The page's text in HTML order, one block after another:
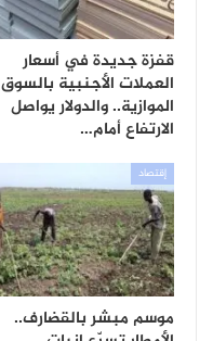
قفزة جديدة في أسعار
العملات الأجنبية بالسوق
الموازية.. والدولار يواصل
الارتفاع أمام…
إقتصاد
موسم مبشر بالقضارف..